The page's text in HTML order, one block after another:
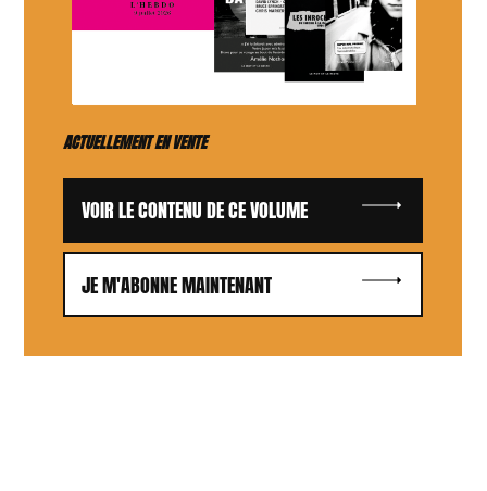
ACTUELLEMENT EN VENTE
VOIR LE CONTENU DE CE VOLUME
JE M'ABONNE MAINTENANT